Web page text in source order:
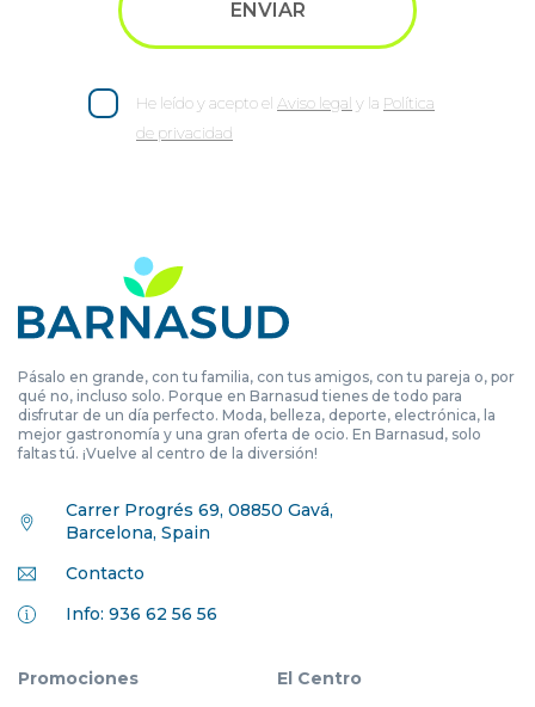
He leído y acepto el Aviso legal y la Política
de privacidad
Pásalo en grande, con tu familia, con tus amigos, con tu pareja o, por
qué no, incluso solo. Porque en Barnasud tienes de todo para
disfrutar de un día perfecto. Moda, belleza, deporte, electrónica, la
mejor gastronomía y una gran oferta de ocio. En Barnasud, solo
faltas tú. ¡Vuelve al centro de la diversión!
Carrer Progrés 69, 08850 Gavá,
Barcelona, Spain
Contacto
Info: 936 62 56 56
Promociones El Centro